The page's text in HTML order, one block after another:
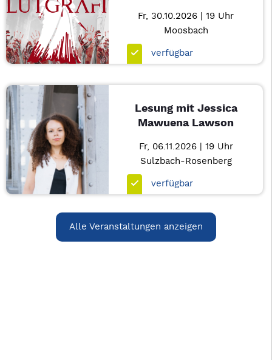
Fr, 30.10.2026 | 19 Uhr
Moosbach
verfügbar
Lesung mit Jessica
Mawuena Lawson
Fr, 06.11.2026 | 19 Uhr
Sulzbach-Rosenberg
verfügbar
Alle Veranstaltungen anzeigen